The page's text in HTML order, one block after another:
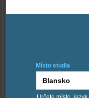
Místo studia